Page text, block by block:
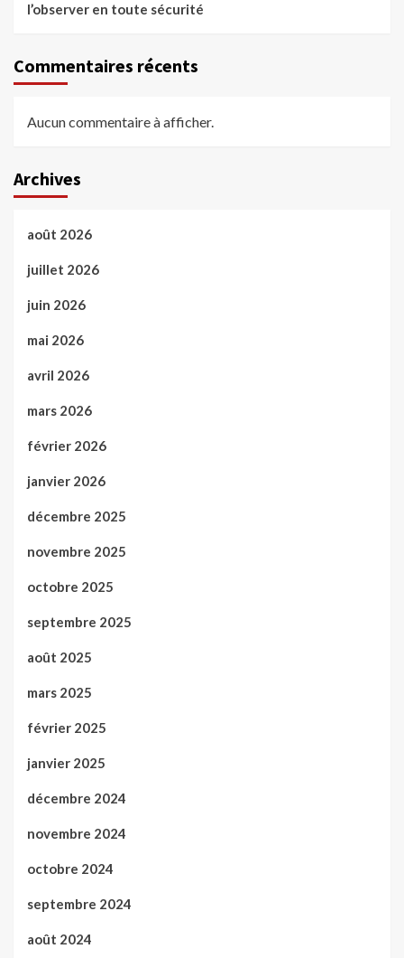
l’observer en toute sécurité
Commentaires récents
Aucun commentaire à afficher.
Archives
août 2026
juillet 2026
juin 2026
mai 2026
avril 2026
mars 2026
février 2026
janvier 2026
décembre 2025
novembre 2025
octobre 2025
septembre 2025
août 2025
mars 2025
février 2025
janvier 2025
décembre 2024
novembre 2024
octobre 2024
septembre 2024
août 2024